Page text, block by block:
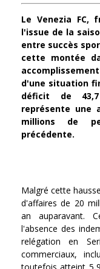
Le Venezia FC,
l'issue de la
entre succès
cette montée
d'une situation
déficit de
représente une
millions de
précédente.
Malgré cette
d'affaires de 20
an auparavant.
l'absence des
relégation en
commerciaux,